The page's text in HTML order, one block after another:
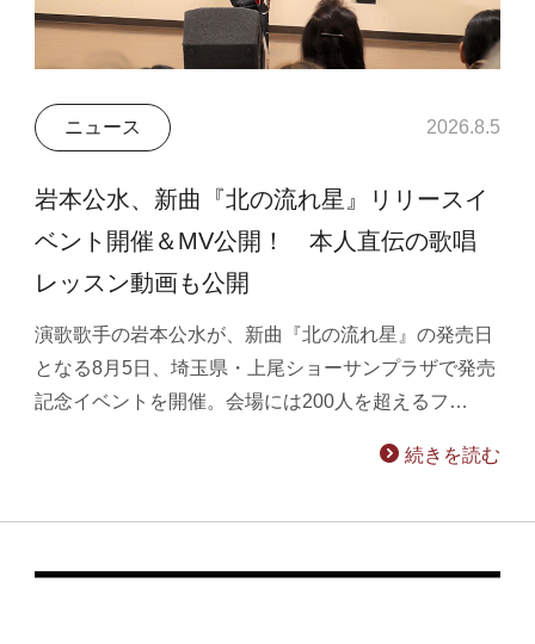
ニュース 2026.8.5
岩本公水、新曲『北の流れ星』リリースイ
ベント開催＆MV公開！ 本人直伝の歌唱
レッスン動画も公開
演歌歌手の岩本公水が、新曲『北の流れ星』の発売日
となる8月5日、埼玉県・上尾ショーサンプラザで発売
記念イベントを開催。会場には200人を超えるフ…
続きを読む